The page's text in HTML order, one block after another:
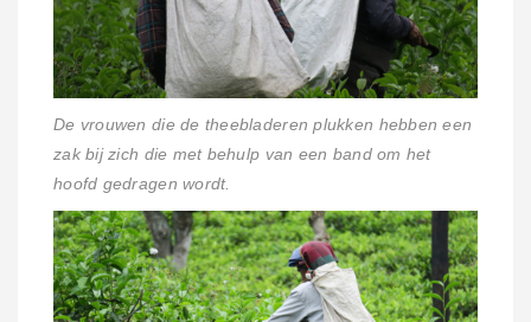
De vrouwen die de theebladeren plukken hebben een
zak bij zich die met behulp van een band om het
hoofd gedragen wordt.